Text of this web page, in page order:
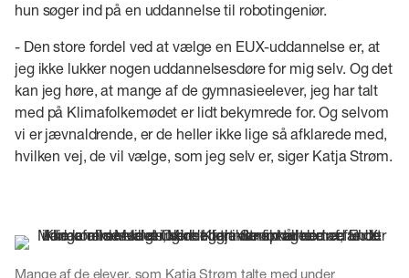
hun søger ind på en uddannelse til robotingeniør.
- Den store fordel ved at vælge en EUX-uddannelse er, at
jeg ikke lukker nogen uddannelsesdøre for mig selv. Og det
kan jeg høre, at mange af de gymnasieelever, jeg har talt
med på Klimafolkemødet er lidt bekymrede for. Og selvom
vi er jævnaldrende, er de heller ikke lige så afklarede med,
hvilken vej, de vil vælge, som jeg selv er, siger Katja Strøm.
Mange af de elever, som Katja Strøm talte med under